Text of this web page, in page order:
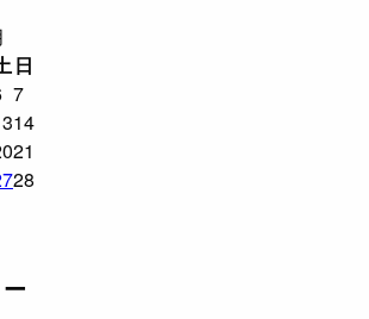
日
7
14
21
28